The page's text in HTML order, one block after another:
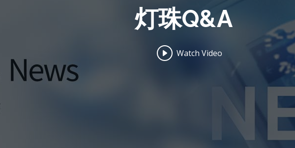
灯珠Q&A
Watch Video